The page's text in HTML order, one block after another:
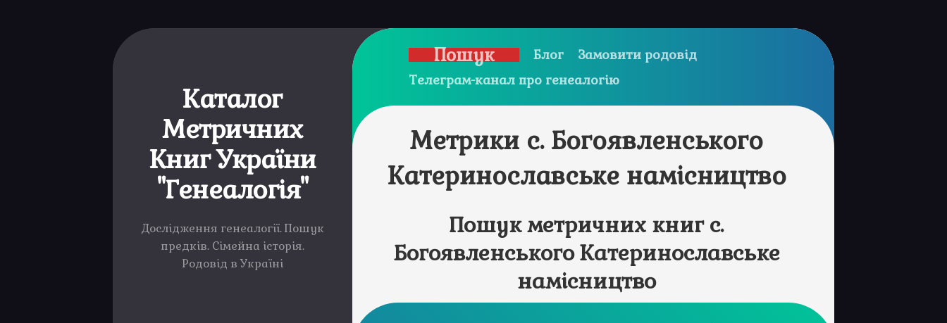
Каталог
Метричних
Книг України
"Генеалогія"
Дослідження генеалогії. Пошук
предків. Сімейна історія.
Родовід в Україні
Пошук Блог
Замовити родовід
Телеграм-канал про генеалогію
Метрики с. Богоявленського
Катеринославське намісництво
Пошук метричних книг с.
Богоявленського Катеринославське
намісництво